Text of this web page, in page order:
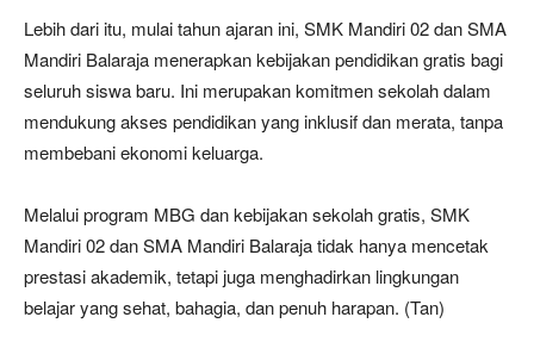
Lebih dari itu, mulai tahun ajaran ini, SMK Mandiri 02 dan SMA
Mandiri Balaraja menerapkan kebijakan pendidikan gratis bagi
seluruh siswa baru. Ini merupakan komitmen sekolah dalam
mendukung akses pendidikan yang inklusif dan merata, tanpa
membebani ekonomi keluarga.
Melalui program MBG dan kebijakan sekolah gratis, SMK
Mandiri 02 dan SMA Mandiri Balaraja tidak hanya mencetak
prestasi akademik, tetapi juga menghadirkan lingkungan
belajar yang sehat, bahagia, dan penuh harapan. (Tan)